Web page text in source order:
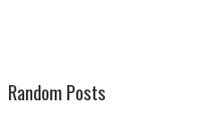
Random Posts